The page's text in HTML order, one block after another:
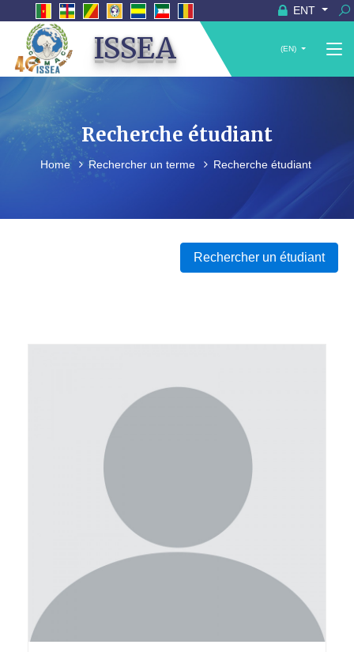
ENT
ISSEA (EN)
Recherche étudiant
Home Rechercher un terme Recherche étudiant
Rechercher un étudiant